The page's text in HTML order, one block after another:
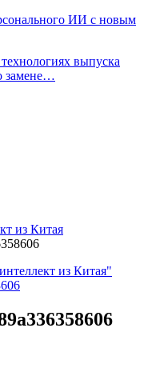
ИИ с новым
выпуска
замене…
из Китая
из Китая"